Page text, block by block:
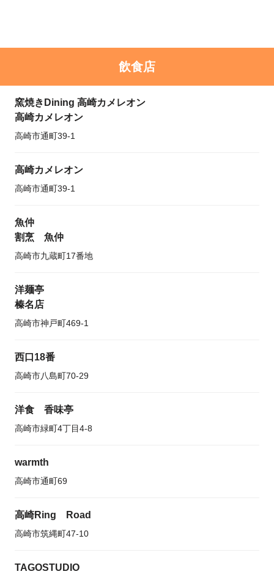
飲食店
窯焼きDining 高崎カメレオン
高崎カメレオン
高崎市通町39-1
高崎カメレオン
高崎市通町39-1
魚仲
割烹 魚仲
高崎市九蔵町17番地
洋麺亭
榛名店
高崎市神戸町469-1
西口18番
高崎市八島町70-29
洋食 香味亭
高崎市緑町4丁目4-8
warmth
高崎市通町69
高崎Ring Road
高崎市筑縄町47-10
TAGOSTUDIO